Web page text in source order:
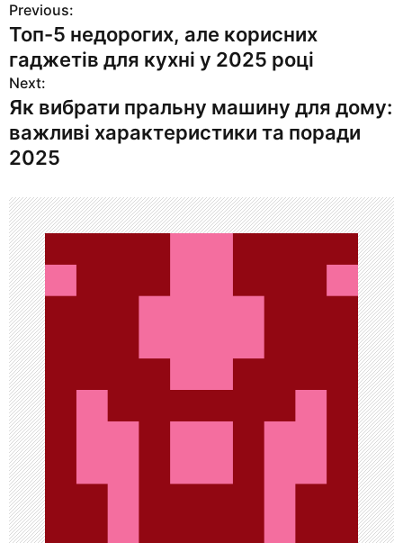
Н
а
в
и
г
ц
и
я
п
о
з
а
п
и
с
Previous:
Топ-5 недорогих, але корисних
гаджетів для кухні у 2025 році
Next:
Як вибрати пральну машину для дому:
важливі характеристики та поради
2025